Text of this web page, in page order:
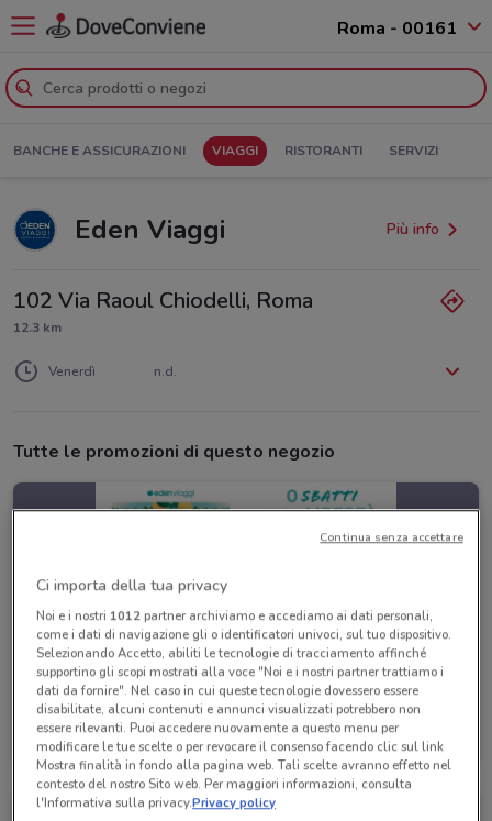
Roma - 00161
BANCHE E ASSICURAZIONI VIAGGI RISTORANTI SERVIZI
Eden Viaggi Più info
102 Via Raoul Chiodelli, Roma
12.3 km
Venerdì n.d.
Tutte le promozioni di questo negozio
Eden Viaggi
Scade il 30/04 530 m
Ci importa della tua privacy
Noi e i nostri 1012partner archiviamo e accediamo ai dati personali,
come i dati di navigazione gli o identificatori univoci, sul tuo dispositivo.
Selezionando Accetto, abiliti le tecnologie di tracciamento affinché
supportino gli scopi mostrati alla voce "Noi e i nostri partner trattiamo i
dati da fornire". Nel caso in cui queste tecnologie dovessero essere
disabilitate, alcuni contenuti e annunci visualizzati potrebbero non
essere rilevanti. Puoi accedere nuovamente a questo menu per
modificare le tue scelte o per revocare il consenso facendo clic sul link
Mostra finalità in fondo alla pagina web. Tali scelte avranno effetto nel
contesto del nostro Sito web. Per maggiori informazioni, consulta
l'Informativa sulla privacy.Privacy policy
Continua senza accettare